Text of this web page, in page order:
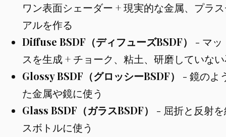
ワン表面シェーダー + 現実的な金属、プラ
アルを作る
Diffuse BSDF（ディフューズBSDF）
- マッ
スを生成 + チョーク、粘土、研磨していな
Glossy BSDF（グロッシーBSDF）
- 鏡のよ
た金属や鏡に使う
Glass BSDF（ガラスBSDF）
- 屈折と反射
スボトルに使う